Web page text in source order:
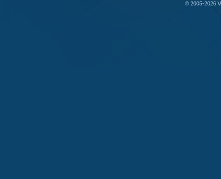
© 2005-2026